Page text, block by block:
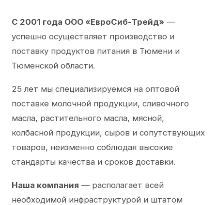
С 2001 года ООО «ЕвроСиб-Трейд» —
успешно осуществляет производство и
поставку продуктов питания в Тюмени и
Тюменской области.
25 лет мы специализируемся на оптовой
поставке молочной продукции, сливочного
масла, растительного масла, мясной,
колбасной продукции, сыров и сопутствующих
товаров, неизменно соблюдая высокие
стандарты качества и сроков доставки.
Наша компания — располагает всей
необходимой инфраструктурой и штатом